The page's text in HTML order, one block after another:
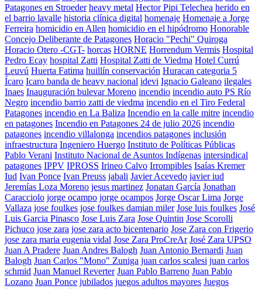
Patagones en Stroeder heavy metal Hector Pipi Telechea herido en
el barrio lavalle historia clínica digital homenaje Homenaje a Jorge
Ferreira homicidio en Allen homicidio en el hipódromo Honorable
Concejo Deliberante de Patagones Horacio "Pechi" Quiroga
Horacio Otero -CGT- horcas HORNE Horrendum Vermis Hospital
Pedro Ecay hospital Zatti Hospital Zatti de Viedma Hotel Currú
Leuvú Huerta Fatima huillín conservación Huracan categoria 5
Ícaro Icaro banda de heavy nacional idevi Ignacio Galeano ilegales
Inaes Inauguración bulevar Moreno incendio incendio auto PS Río
Negro incendio barrio zatti de viedma incendio en el Tiro Federal
Patagones incendio en La Baliza Incendio en la calle mitre incendio
en patagones Incendio en Patagones 24 de julio 2026 incendio
patagones incendio villalonga incendios patagones inclusión
infraestructura Ingeniero Huergo Instituto de Políticas Públicas
Pablo Verani Instituto Nacional de Asuntos Indígenas intersindical
patagones IPPV IPROSS Irineo Calvo Irrompibles Isaías Kremer
Iud Ivan Ponce Ivan Preuss jabali Javier Acevedo javier iud
Jeremías Loza Moreno jesus martinez Jonatan García Jonathan
Caracciolo jorge ocampo jorge ocampos Jorge Oscar Lima Jorge
Vallaza jose foulkes jose foulkes damian miler Jose luis foulkes José
Luis Garcia Pinasco Jose Luis Zara Jose Quintin Jose Scorolli
Pichuco jose zara jose zara acto bicentenario Jose Zara con Frigerio
jose zara maria eugenia vidal Jose Zara ProCreAr José Zara UPSO
Juan A Pradere Juan Andres Balogh Juan Antonio Bernardi Juan
Balogh Juan Carlos "Mono" Zuniga juan carlos scalesi juan carlos
schmid Juan Manuel Reverter Juan Pablo Barreno Juan Pablo
Lozano Juan Ponce jubilados juegos adultos mayores Juegos